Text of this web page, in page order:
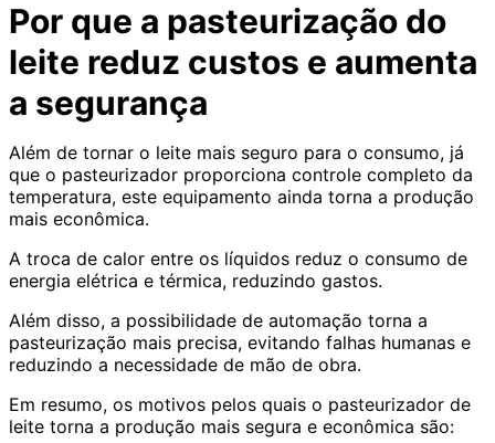
Por que a pasteurização do
leite reduz custos e aumenta
a segurança
Além de tornar o leite mais seguro para o consumo, já
que o pasteurizador proporciona controle completo da
temperatura, este equipamento ainda torna a produção
mais econômica.
A troca de calor entre os líquidos reduz o consumo de
energia elétrica e térmica, reduzindo gastos.
Além disso, a possibilidade de automação torna a
pasteurização mais precisa, evitando falhas humanas e
reduzindo a necessidade de mão de obra.
Em resumo, os motivos pelos quais o pasteurizador de
leite torna a produção mais segura e econômica são: